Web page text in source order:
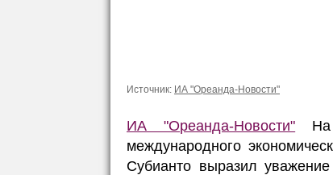
Источник: ИА "Ореанда-Новости"
ИА "Ореанда-Новости" На
международного
Субианто выразил